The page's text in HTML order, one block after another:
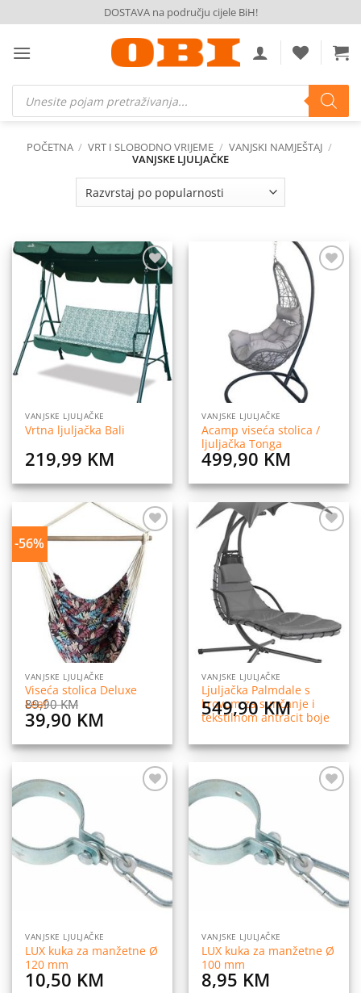
to
content
DOSTAVA na području cijele BiH!
Products
search
POČETNA / VRT I SLOBODNO VRIJEME / VANJSKI NAMJEŠTAJ /
VANJSKE LJULJAČKE
Dodaj
na
listu
želja
VANJSKE LJULJAČKE
Vrtna ljuljačka Bali
219,99 KM
VANJSKE LJULJAČKE
Acamp viseća stolica /
ljuljačka Tonga
499,90 KM
-56%
Dodaj
listu
želja
VANJSKE LJULJAČKE
Viseća stolica Deluxe
Leaf
89,90KM
Original
price
was:
39,90 KM
is:
39,90 KM.
VANJSKE LJULJAČKE
Ljuljačka Palmdale s
krovom za sunčanje i
tekstilnom antracit boje
549,90KM
VANJSKE LJULJAČKE
LUX kuka za manžetne Ø
120 mm
10,50 KM
VANJSKE LJULJAČKE
LUX kuka za manžetne Ø
100 mm
8,95 KM